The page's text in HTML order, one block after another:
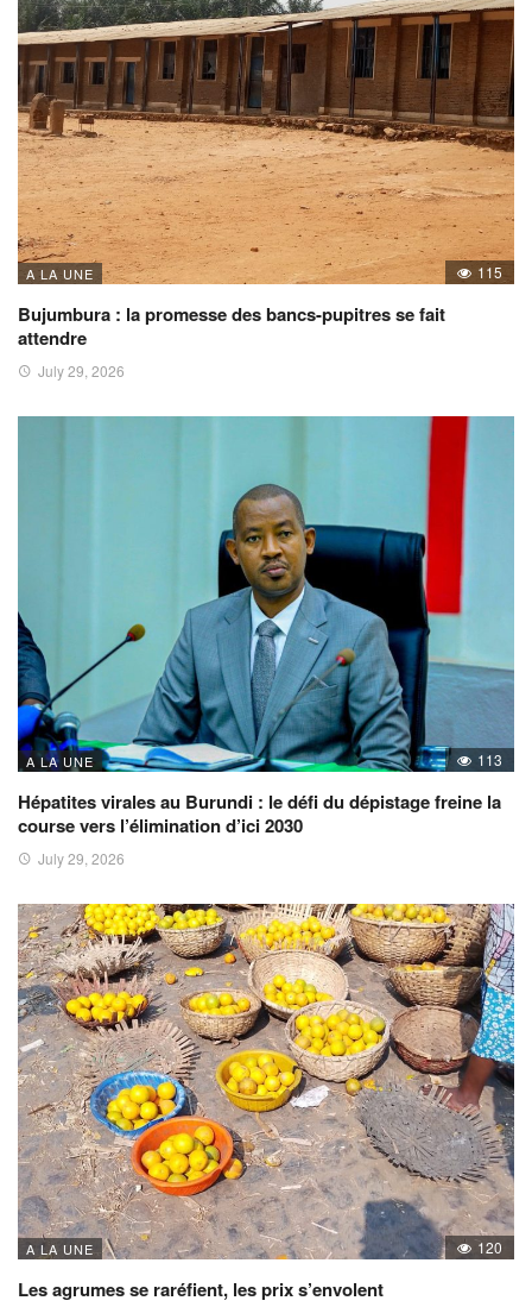
A LA UNE 115
Bujumbura : la promesse des bancs-pupitres se fait
attendre
July 29, 2026
A LA UNE 113
Hépatites virales au Burundi : le défi du dépistage freine la
course vers l’élimination d’ici 2030
July 29, 2026
A LA UNE 120
Les agrumes se raréfient, les prix s’envolent